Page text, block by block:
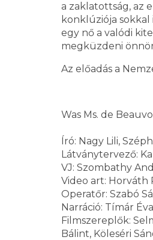
a zaklatottság, az
konklúziója
egy nő a valódi
megküzdeni
Az előadás a
Was Ms. de
Író: Nagy Lili,
Látványtervező:
VJ: Szombathy
Video art: Horváth
Operatőr: Szabó
Narráció: Tímár Éva
Filmszereplők:
Bálint, Köleséri